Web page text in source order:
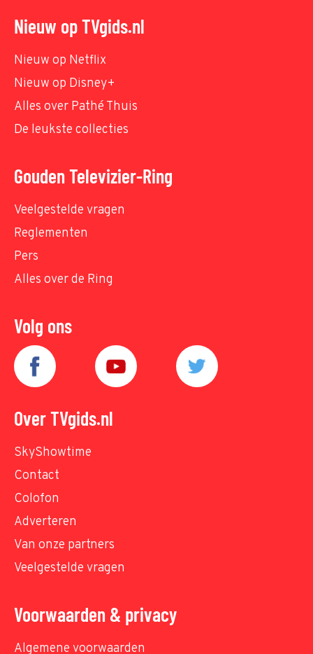
Nieuw op TVgids.nl
Nieuw op Netflix
Nieuw op Disney+
Alles over Pathé Thuis
De leukste collecties
Gouden Televizier-Ring
Veelgestelde vragen
Reglementen
Pers
Alles over de Ring
Volg ons
Over TVgids.nl
SkyShowtime
Contact
Colofon
Adverteren
Van onze partners
Veelgestelde vragen
Voorwaarden & privacy
Algemene voorwaarden